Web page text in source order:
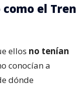
el Tren
ellos no tenían
conocían a
dónde